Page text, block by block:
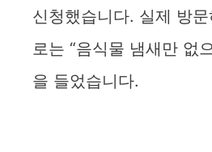
신청했습니다. 실제 방
로는 “음식물 냄새만 없
을 들었습니다.